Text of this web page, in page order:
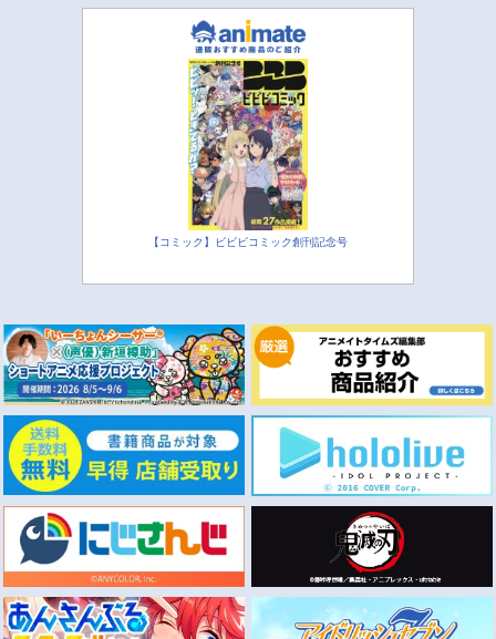
【コミック】ビビビコミック創刊記念号